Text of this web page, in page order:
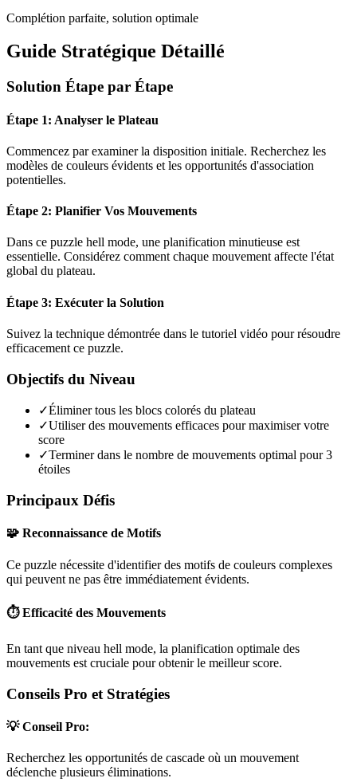
Complétion parfaite, solution optimale
Guide Stratégique Détaillé
Solution Étape par Étape
Étape 1: Analyser le Plateau
Commencez par examiner la disposition initiale. Recherchez les
modèles de couleurs évidents et les opportunités d'association
potentielles.
Étape 2: Planifier Vos Mouvements
Dans ce puzzle hell mode, une planification minutieuse est
essentielle. Considérez comment chaque mouvement affecte l'état
global du plateau.
Étape 3: Exécuter la Solution
Suivez la technique démontrée dans le tutoriel vidéo pour résoudre
efficacement ce puzzle.
Objectifs du Niveau
✓Éliminer tous les blocs colorés du plateau
✓Utiliser des mouvements efficaces pour maximiser votre
score
✓Terminer dans le nombre de mouvements optimal pour 3
étoiles
Principaux Défis
🧩 Reconnaissance de Motifs
Ce puzzle nécessite d'identifier des motifs de couleurs complexes
qui peuvent ne pas être immédiatement évidents.
⏱️ Efficacité des Mouvements
En tant que niveau hell mode, la planification optimale des
mouvements est cruciale pour obtenir le meilleur score.
Conseils Pro et Stratégies
💡 Conseil Pro:
Recherchez les opportunités de cascade où un mouvement
déclenche plusieurs éliminations.